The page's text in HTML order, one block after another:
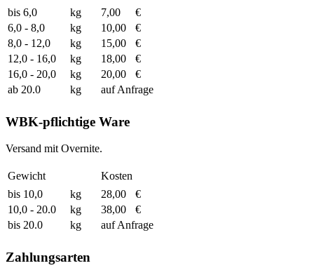
bis 6,0
kg 7,00
€
6,0 - 8,0
kg 10,00
€
8,0 - 12,0
kg 15,00
€
12,0 - 16,0
kg 18,00
€
16,0 - 20,0
kg 20,00
€
ab 20.0
kg auf Anfrage
WBK-pflichtige Ware
Versand mit Overnite.
Gewicht
Kosten
bis 10,0
kg 28,00
€
10,0 - 20.0
kg 38,00
€
bis 20.0
kg auf Anfrage
Zahlungsarten